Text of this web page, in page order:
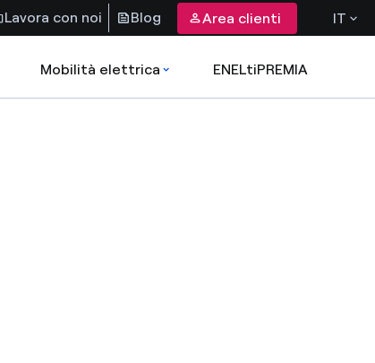
Lavora con noi Blog Area clienti IT
Mobilità elettrica ENELtiPREMIA